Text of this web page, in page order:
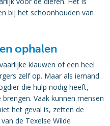
bij het schoonhouden van
ophalen
klauwen of een heel
zelf op. Maar als iemand
die hulp nodig heeft,
Vaak kunnen mensen
het geval is, zetten de
de Texelse Wilde